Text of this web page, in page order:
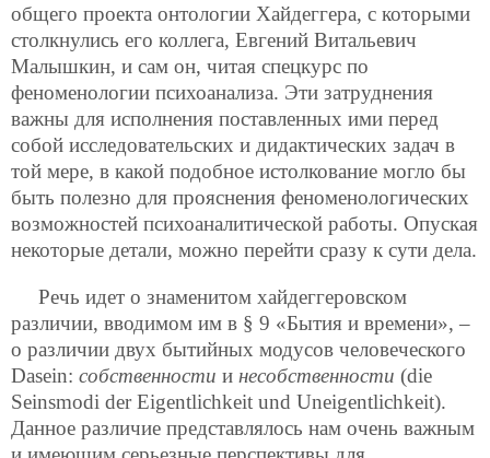
общего проекта онтологии Хайдеггера, с которыми
столкнулись его коллега, Евгений Витальевич
Малышкин, и сам он, читая спецкурс по
феноменологии психоанализа. Эти затруднения
важны для исполнения поставленных ими перед
собой исследовательских и дидактических задач в
той мере, в какой подобное истолкование могло бы
быть полезно для прояснения феноменологических
возможностей психоаналитической работы. Опуская
некоторые детали, можно перейти сразу к сути дела.
Речь идет о знаменитом хайдеггеровском
различии, вводимом им в § 9 «Бытия и времени», –
о различии двух бытийных модусов человеческого
Dasein: собственности и несобственности (die
Seinsmodi der Eigentlichkeit und Uneigentlichkeit).
Данное различие представлялось нам очень важным